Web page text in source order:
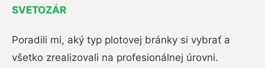
SVETOZÁR
Poradili mi, aký typ plotovej bránky si vybrať a
všetko zrealizovali na profesionálnej úrovni.